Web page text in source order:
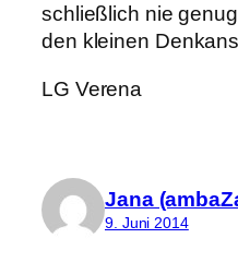
schließlich nie
den kleinen
LG Verena
Jana
9. Juni 2014